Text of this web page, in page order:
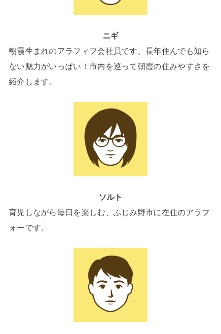
ニギ
朝霞生まれのアラフィフ会社員です。長年住んでも知ら
ない魅力がいっぱい！市内を巡って朝霞の住みやすさを
紹介します。
ソルト
育児しながら毎日を楽しむ、ふじみ野市に在住のアラフ
ォーです。